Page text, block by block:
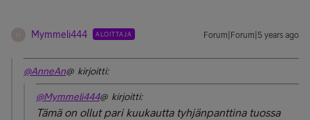
Mymmeli444 ALOITTAJA Forum|Forum|5 years ago
@AnneAn@ kirjoitti:
@Mymmeli444@ kirjoitti:
Tämä on ollut pari kuukautta tyhjänpanttina tuossa